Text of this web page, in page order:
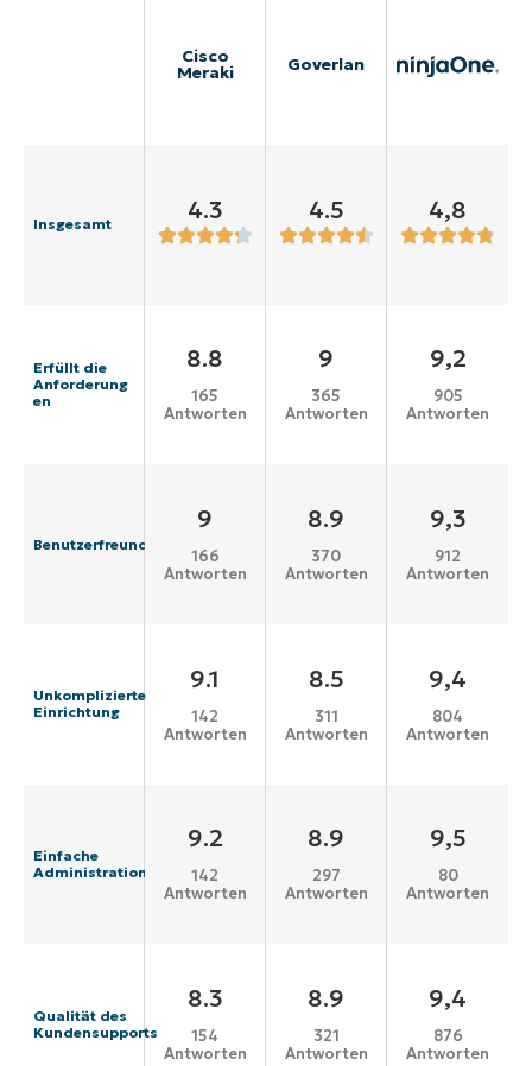
Cisco
Meraki Goverlan
Insgesamt 4.3 4.5 4,8
Erfüllt die
Anforderung
en
8.8
165
Antworten
9
365
Antworten
9,2
905
Antworten
Benutzerfreundlichkeit
9
166
Antworten
8.9
370
Antworten
9,3
912
Antworten
Unkomplizierte
Einrichtung
9.1
142
Antworten
8.5
311
Antworten
9,4
804
Antworten
Einfache
Administration
9.2
142
Antworten
8.9
297
Antworten
9,5
80
Antworten
Qualität des
Kundensupports
8.3
154
Antworten
8.9
321
Antworten
9,4
876
Antworten